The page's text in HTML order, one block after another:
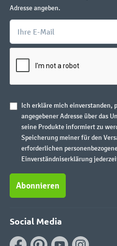
Adresse angeben.
Ich erkläre mich einverstanden,
angegebener Adresse über das
seine Produkte informiert zu
Speicherung meiner für den
erforderlichen
Einverständniserklärung
Abonnieren
Social Media